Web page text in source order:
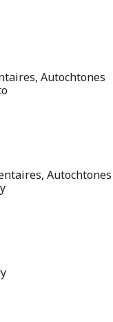
Autochtones
Autochtones